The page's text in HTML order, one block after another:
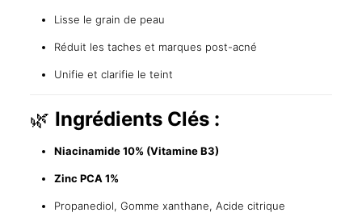
Lisse le grain de peau
Réduit les taches et marques post-acné
Unifie et clarifie le teint
🌿 Ingrédients Clés :
Niacinamide 10% (Vitamine B3)
Zinc PCA 1%
Propanediol, Gomme xanthane, Acide citrique